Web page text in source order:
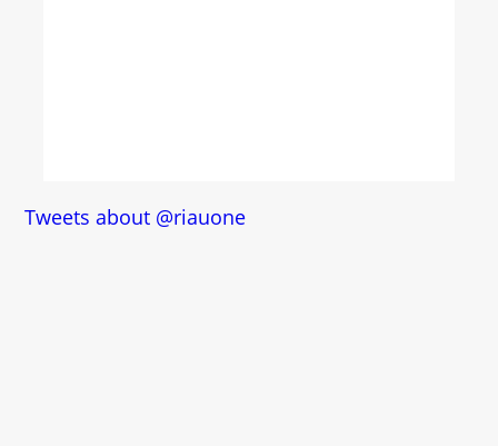
Tweets about @riauone